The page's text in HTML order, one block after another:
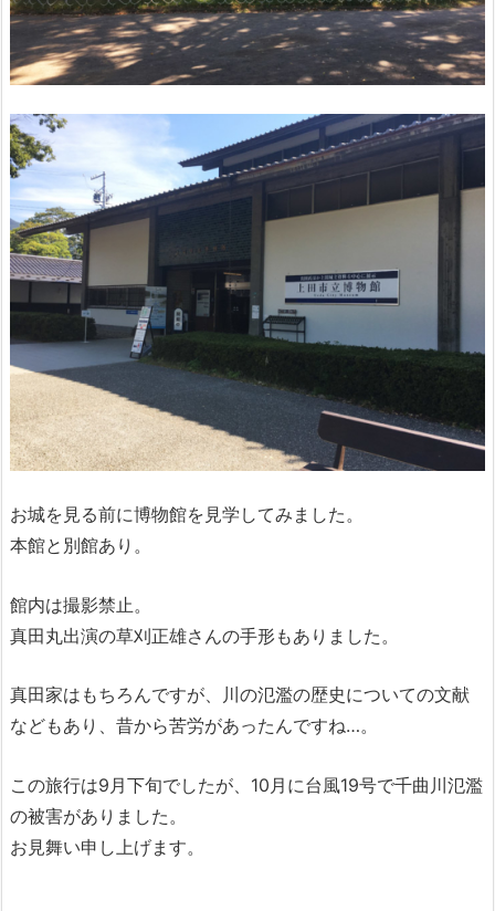
お城を見る前に博物館を見学してみました。
本館と別館あり。
館内は撮影禁止。
真田丸出演の草刈正雄さんの手形もありました。
真田家はもちろんですが、川の氾濫の歴史についての文献
などもあり、昔から苦労があったんですね…。
この旅行は9月下旬でしたが、10月に台風19号で千曲川氾濫
の被害がありました。
お見舞い申し上げます。